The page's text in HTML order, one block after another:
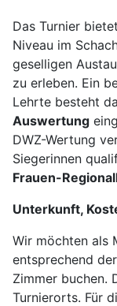
Das Turnier
Niveau im
geselligen
zu erleben. Ein
Lehrte besteht
Auswertung
DWZ-Wertung
Siegerinnen
Frauen-
Unterkunft,
Wir möchten als
entsprechend
Zimmer buchen.
Turnierorts. Für